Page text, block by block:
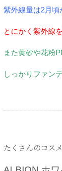
紫外線量は2月
とにかく紫外線
また黄砂や花粉
しっかりファン
たくさんのコス